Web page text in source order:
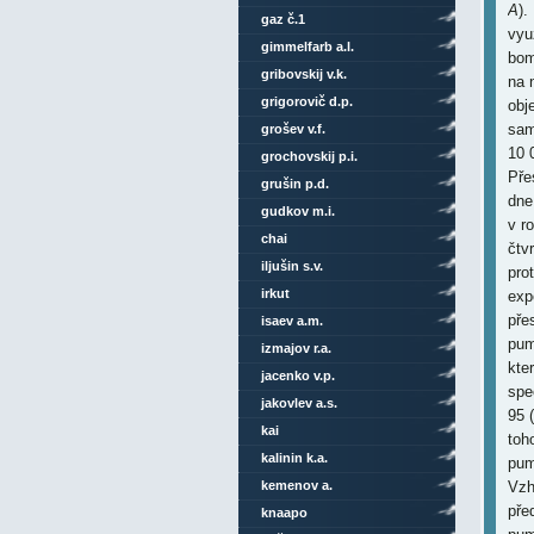
A).
na
10
v
95 (
gaz č.1
gimmelfarb a.l.
gribovskij v.k.
grigorovič d.p.
grošev v.f.
grochovskij p.i.
grušin p.d.
gudkov m.i.
chai
iljušin s.v.
irkut
isaev a.m.
izmajov r.a.
jacenko v.p.
jakovlev a.s.
kai
kalinin k.a.
kemenov a.
knaapo